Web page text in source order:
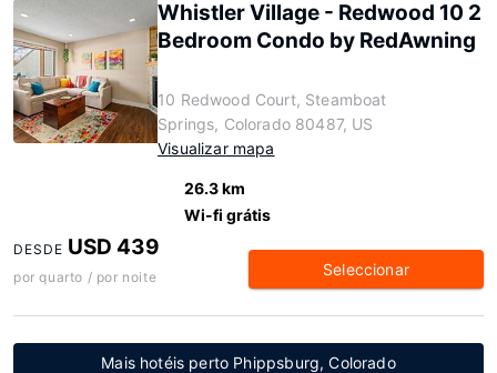
Whistler Village - Redwood 10 2
Bedroom Condo by RedAwning
10 Redwood Court, Steamboat
Springs, Colorado 80487, US
Visualizar mapa
26.3 km
Wi-fi grátis
DESDE USD 439
por quarto / por noite Seleccionar
Mais hotéis perto Phippsburg, Colorado